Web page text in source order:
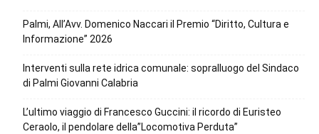
Palmi, All’Avv. Domenico Naccari il Premio “Diritto, Cultura e
Informazione” 2026
Interventi sulla rete idrica comunale: sopralluogo del Sindaco
di Palmi Giovanni Calabria
L’ultimo viaggio di Francesco Guccini: il ricordo di Euristeo
Ceraolo, il pendolare della”Locomotiva Perduta”